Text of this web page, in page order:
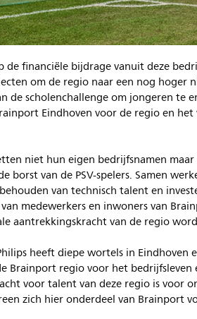
de financiële bijdrage vanuit deze
om de regio naar een nog hoger
de scholenchallenge om jongeren te
Eindhoven voor de regio en
niet hun eigen bedrijfsnamen
borst van de PSV-spelers. Samen
van technisch talent en
medewerkers en inwoners van
aantrekkingskracht van de regio
heeft diepe wortels in Eindhoven
Brainport regio voor het bedrijfsleven
voor talent van deze regio is voor
zich hier onderdeel van Brainport